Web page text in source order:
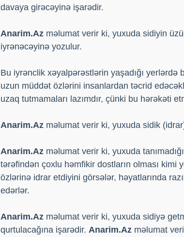
davaya girəcəyinə işarədir.
Anarim.Az məlumat verir ki, yuxuda sidiyin
iyrənəcəyinə yozulur.
Bu iyrənclik xəyalpərəstlərin yaşadığı
uzun müddət özlərini insanlardan təcrid
uzaq tutmamaları lazımdır, çünki bu hərəkəti
Anarim.Az məlumat verir ki, yuxuda sidik
Anarim.Az məlumat verir ki, yuxuda
tərəfindən çoxlu həmfikir dostların olması kimi
özlərinə idrar etdiyini görsələr, həyatlarında
edərlər.
Anarim.Az məlumat verir ki, yuxuda sidiyə
qurtulacağına işarədir. Anarim.Az məlumat